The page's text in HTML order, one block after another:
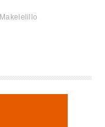
Makelelillo